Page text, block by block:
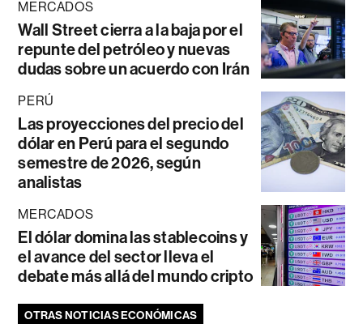
MERCADOS
Wall Street cierra a la baja por el
repunte del petróleo y nuevas
dudas sobre un acuerdo con Irán
PERÚ
Las proyecciones del precio del
dólar en Perú para el segundo
semestre de 2026, según
analistas
MERCADOS
El dólar domina las stablecoins y
el avance del sector lleva el
debate más allá del mundo cripto
OTRAS NOTICIAS ECONÓMICAS